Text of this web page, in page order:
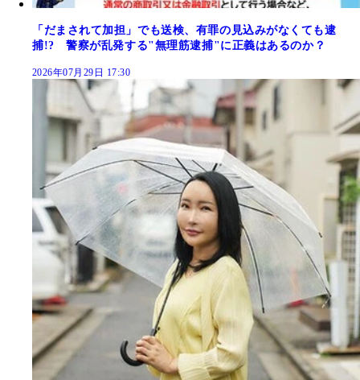
「だまされて加担」でも送検、有罪の見込みがなくても逮
捕!? 警察が乱発する"無理筋逮捕"に正義はあるのか？
2026年07月29日 17:30